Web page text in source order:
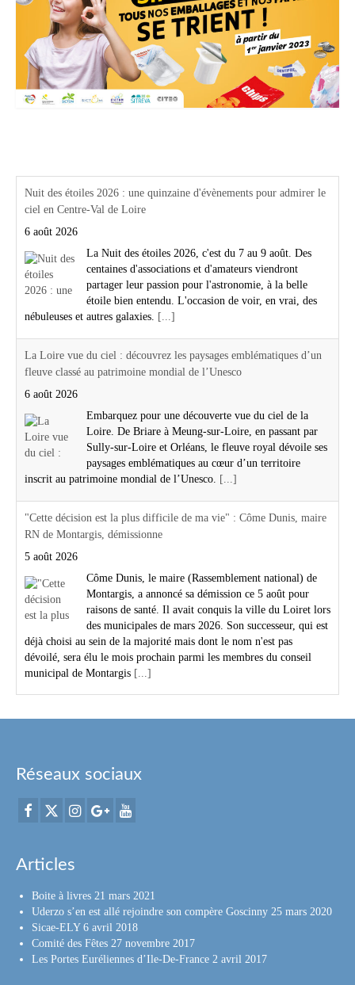
Nuit des étoiles 2026 : une quinzaine d'évènements pour admirer le
ciel en Centre-Val de Loire
6 août 2026
La Nuit des étoiles 2026, c'est du 7 au 9 août. Des
centaines d'associations et d'amateurs viendront
partager leur passion pour l'astronomie, à la belle
étoile bien entendu. L'occasion de voir, en vrai, des
nébuleuses et autres galaxies. [...]
La Loire vue du ciel : découvrez les paysages emblématiques d’un
fleuve classé au patrimoine mondial de l’Unesco
6 août 2026
Embarquez pour une découverte vue du ciel de la
Loire. De Briare à Meung-sur-Loire, en passant par
Sully-sur-Loire et Orléans, le fleuve royal dévoile ses
paysages emblématiques au cœur d’un territoire
inscrit au patrimoine mondial de l’Unesco. [...]
"Cette décision est la plus difficile de ma vie" : Côme Dunis, maire
RN de Montargis, démissionne
5 août 2026
Côme Dunis, le maire (Rassemblement national) de
Montargis, a annoncé sa démission ce 5 août pour
raisons de santé. Il avait conquis la ville du Loiret lors
des municipales de mars 2026. Son successeur, qui est
déjà choisi au sein de la majorité mais dont le nom n'est pas
dévoilé, sera élu le mois prochain parmi les membres du conseil
municipal de Montargis [...]
Réseaux sociaux
Articles
Boite à livres 21 mars 2021
Uderzo s’en est allé rejoindre son compère Goscinny 25 mars 2020
Sicae-ELY 6 avril 2018
Comité des Fêtes 27 novembre 2017
Les Portes Euréliennes d’Ile-De-France 2 avril 2017